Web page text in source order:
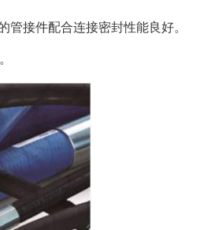
件配合连接密封性能良好。